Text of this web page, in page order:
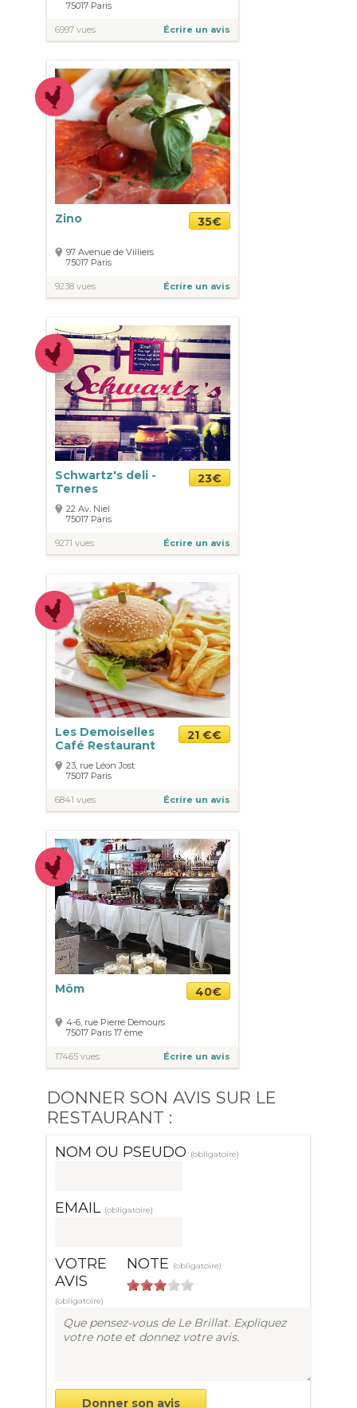
75017 Paris
6997 vues Écrire un avis
Zino 35€
97 Avenue de Villiers
75017 Paris
9238 vues Écrire un avis
Schwartz's deli -
Ternes
23€
22 Av. Niel
75017 Paris
9271 vues Écrire un avis
Les Demoiselles
Café Restaurant
21 €€
23, rue Léon Jost
75017 Paris
6841 vues Écrire un avis
Môm 40€
4-6, rue Pierre Demours
75017 Paris 17 ème
17465 vues Écrire un avis
DONNER SON AVIS SUR LE
RESTAURANT :
NOM OU PSEUDO (obligatoire)
EMAIL (obligatoire)
NOTE (obligatoire)
VOTRE
AVIS
(obligatoire)